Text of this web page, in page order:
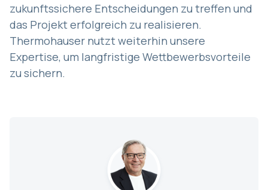
zukunftssichere Entscheidungen zu treffen und
das Projekt erfolgreich zu realisieren.
Thermohauser nutzt weiterhin unsere
Expertise, um langfristige Wettbewerbsvorteile
zu sichern.